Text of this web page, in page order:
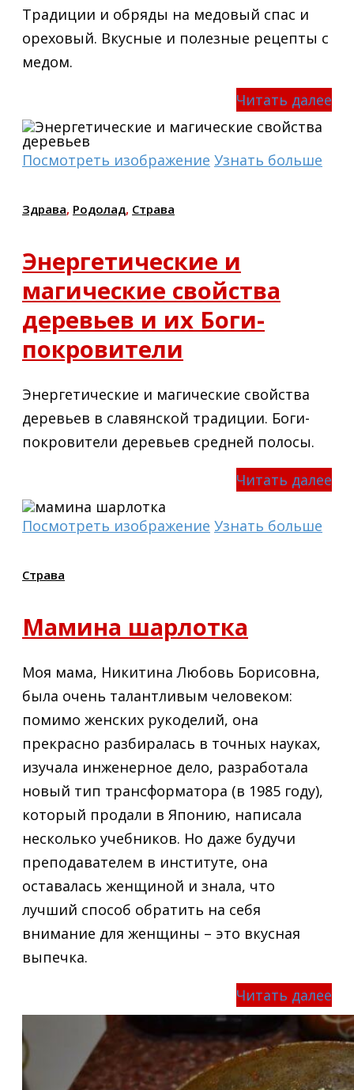
Традиции и обряды на медовый спас и
ореховый. Вкусные и полезные рецепты с
медом.
Читать далее
Посмотреть изображение Узнать больше
Здрава, Родолад, Страва
Энергетические и
магические свойства
деревьев и их Боги-
покровители
Энергетические и магические свойства
деревьев в славянской традиции. Боги-
покровители деревьев средней полосы.
Читать далее
Посмотреть изображение Узнать больше
Страва
Мамина шарлотка
Моя мама, Никитина Любовь Борисовна,
была очень талантливым человеком:
помимо женских рукоделий, она
прекрасно разбиралась в точных науках,
изучала инженерное дело, разработала
новый тип трансформатора (в 1985 году),
который продали в Японию, написала
несколько учебников. Но даже будучи
преподавателем в институте, она
оставалась женщиной и знала, что
лучший способ обратить на себя
внимание для женщины – это вкусная
выпечка.
Читать далее